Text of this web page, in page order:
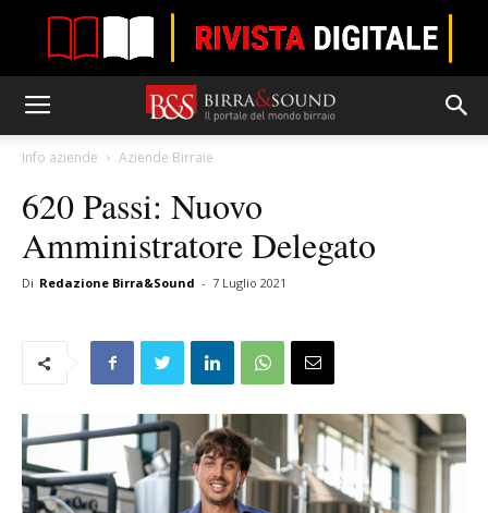
Info aziende Aziende Birraie
620 Passi: Nuovo
Amministratore Delegato
Di Redazione Birra&Sound - 7 Luglio 2021